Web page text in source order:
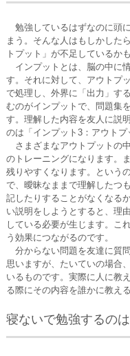
勉強しているはずなのに頭
まう。そんな人はもしかした
トプット」が不足しているか
インプットとは、脳の中に
す。それに対して、アウトプ
で処理し、外界に「出力」す
むのがインプットで、問題集
す。理解した内容を友人に説
のは「インプット3：アウトプ
さまざまなアウトプットの
のトレーニングになります。
残りやすくなります。という
で、曖昧なままで理解したつ
記したりすることがなくなる
い説明をしようとすると、理
している必要が生じます。こ
う効果につながるのです。
分からない問題を友達に質
思いますが、たいていの場合
いるものです。実際に人に教
る際にその内容を誰かに教え
寝ないで勉強するのは